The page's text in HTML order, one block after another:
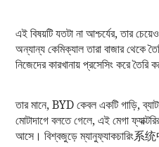
এই বিষয়টি যতটা না আশ্চর্যের, তার
অন্যান্য কেমিক্যাল তারা বাজার থেকে
নিজেদের কারখানায় প্রসেসিং করে তৈরি
তার মানে, BYD কেবল একটি গাড়ি,
মোটাদাগে বলতে গেলে, এই মেগা
আসে। বিশ্বজুড়ে ম্যানুফ্যাকচারিং系统